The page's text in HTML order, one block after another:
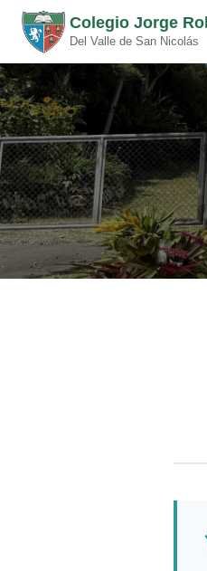
Colegio Jorge
Del Valle de San Nicolás